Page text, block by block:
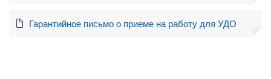
Гарантийное письмо о приеме на работу для УДО